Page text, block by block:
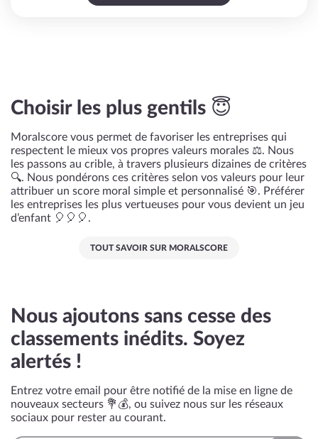
Choisir les plus gentils 😇
Moralscore vous permet de favoriser les entreprises qui
respectent le mieux vos propres valeurs morales ⚖️. Nous
les passons au crible, à travers plusieurs dizaines de critères
🔍. Nous pondérons ces critères selon vos valeurs pour leur
attribuer un score moral simple et personnalisé 🎯. Préférer
les entreprises les plus vertueuses pour vous devient un jeu
d’enfant 🎈🎈🎈.
TOUT SAVOIR SUR MORALSCORE
Nous ajoutons sans cesse des
classements inédits. Soyez
alertés !
Entrez votre email pour être notifié de la mise en ligne de
nouveaux secteurs 💐💰, ou suivez nous sur les réseaux
sociaux pour rester au courant.